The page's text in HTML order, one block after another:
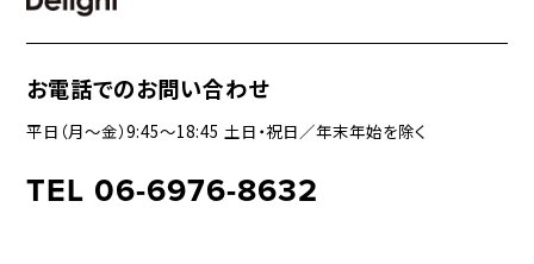
お電話でのお問い合わせ
平日（月〜金）9:45〜18:45 土日・祝日／年末年始を除く
TEL 06-6976-8632